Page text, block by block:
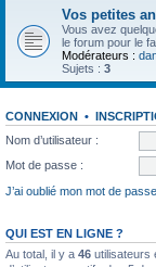
Vos petites
Vous avez
le forum pour le
Modérateurs :
Sujets : 3
CONNEXION •
Nom d’utilisateur :
Mot de passe :
J’ai oublié mon mot de passe
QUI EST EN LIGNE ?
Au total, il y a 46 utilisateurs